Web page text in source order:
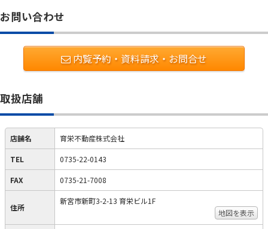
お問い合わせ
内覧予約・資料請求・お問合せ
取扱店舗
店舗名 育栄不動産株式会社
TEL 0735-22-0143
FAX 0735-21-7008
住所
新宮市新町3-2-13 育栄ビル1F
地図を表示